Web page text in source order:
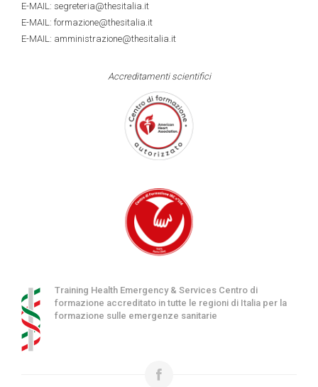
E-MAIL: segreteria@thesitalia.it
E-MAIL: formazione@thesitalia.it
E-MAIL: amministrazione@thesitalia.it
Accreditamenti scientifici
Training Health Emergency & Services Centro di
formazione accreditato in tutte le regioni di Italia per la
formazione sulle emergenze sanitarie